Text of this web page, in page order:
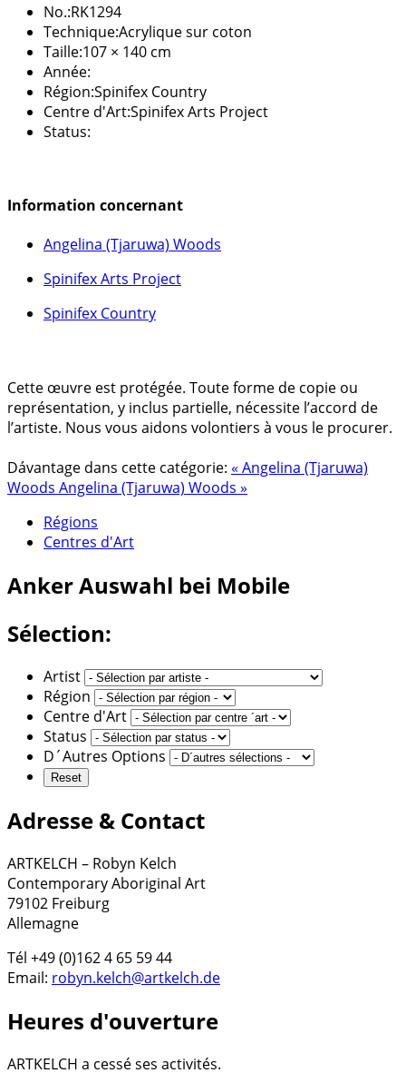
No.:RK1294
Technique:Acrylique sur coton
Taille:107 × 140 cm
Année:
Région:Spinifex Country
Centre d'Art:Spinifex Arts Project
Status:
Information concernant
Angelina (Tjaruwa) Woods
Spinifex Arts Project
Spinifex Country
Cette œuvre est protégée. Toute forme de copie ou
représentation, y inclus partielle, nécessite l’accord de
l’artiste. Nous vous aidons volontiers à vous le procurer.
Dávantage dans cette catégorie: « Angelina (Tjaruwa)
Woods Angelina (Tjaruwa) Woods »
Régions
Centres d'Art
AnkerAuswahl bei Mobile
Sélection:
Artist
Région
Centre d'Art
Status
D´Autres Options
Adresse & Contact
ARTKELCH – Robyn Kelch
Contemporary Aboriginal Art
79102 Freiburg
Allemagne
Tél +49 (0)162 4 65 59 44
Email: robyn.kelch@artkelch.de
Heures d'ouverture
ARTKELCH a cessé ses activités.